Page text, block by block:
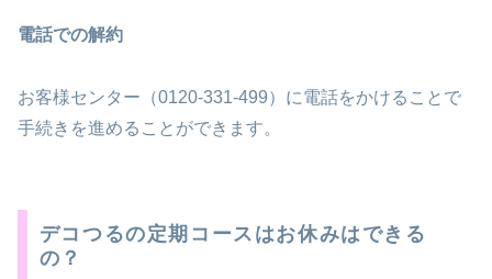
電話での解約
お客様センター（0120-331-499）に電話をかけることで
手続きを進めることができます。
デコつるの定期コースはお休みはできる
の？